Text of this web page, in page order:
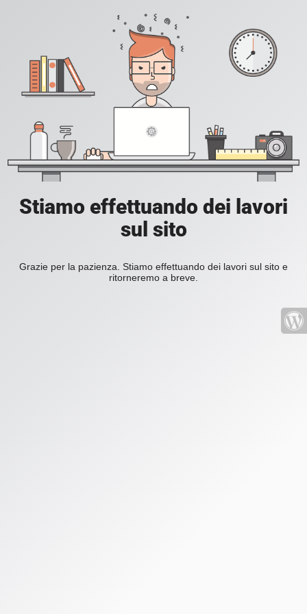
Stiamo effettuando dei lavori
sul sito
Grazie per la pazienza. Stiamo effettuando dei lavori sul sito e
ritorneremo a breve.